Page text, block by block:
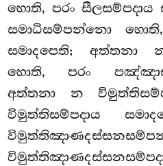
හොති, පරං සීලසම්පදාය
සමාධිසම්පන්නො හොති,
සමාදපෙති;
හොති, පරං
අත්තනා න
විමුත්තිසම්පදාය